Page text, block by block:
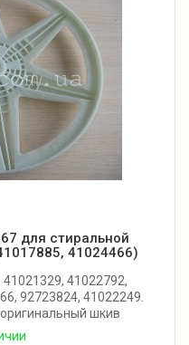
для стиральной
41024466)
41022792,
92723824, 41022249.
шкив
Candy, Hoover.